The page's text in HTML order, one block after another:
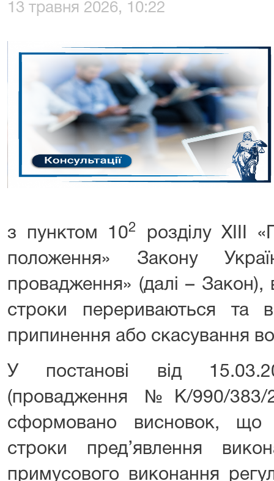
13 травня 2026, 10:22
з пунктом 102
розділу XIII
положення» Закону
провадження» (далі –
строки перериваються та
припинення або скасування
У постанові від
(провадження №К/990/
сформовано висновок, що
строки пред’явлення
примусового виконання